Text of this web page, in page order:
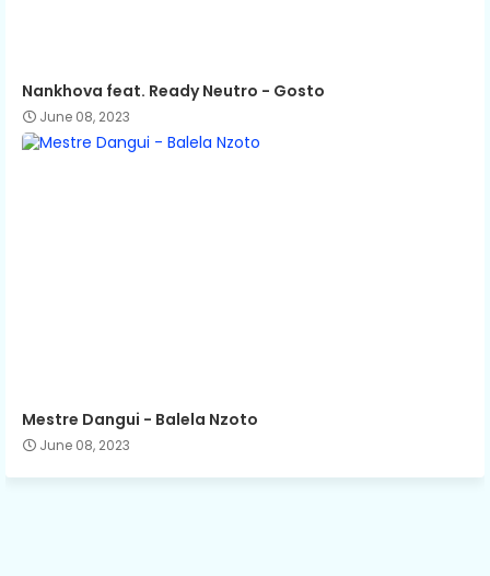
Nankhova feat. Ready Neutro - Gosto
June 08, 2023
Mestre Dangui - Balela Nzoto
June 08, 2023